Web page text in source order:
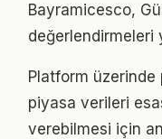
Bayramicesco,
değerlendirmeleri
Platform üzerinde
piyasa verileri
verebilmesi için